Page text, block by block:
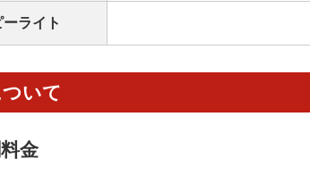
ーライト
いて
金